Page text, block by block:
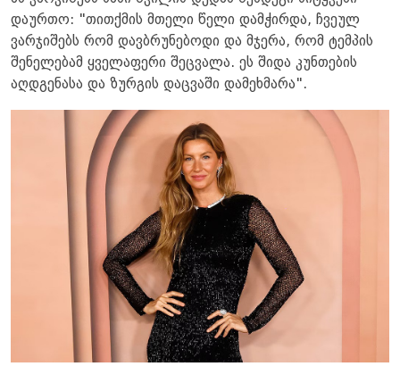
დაურთო: "თითქმის მთელი წელი დამჭირდა, ჩვეულ
ვარჯიშებს რომ დავბრუნებოდი და მჯერა, რომ ტემპის
შენელებამ ყველაფერი შეცვალა. ეს შიდა კუნთების
აღდგენასა და ზურგის დაცვაში დამეხმარა". ​